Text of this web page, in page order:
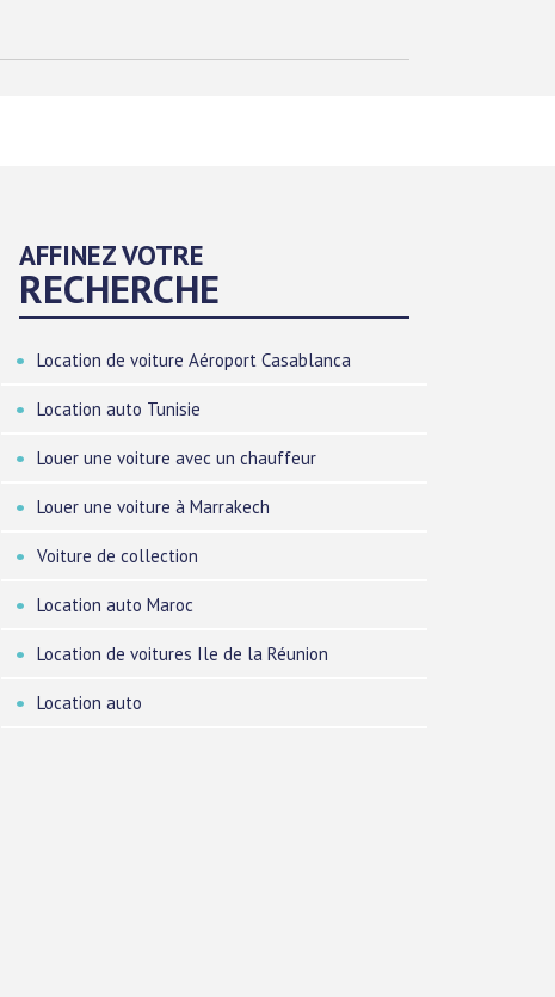
AFFINEZ VOTRE
RECHERCHE
Location de voiture Aéroport Casablanca
Location auto Tunisie
Louer une voiture avec un chauffeur
Louer une voiture à Marrakech
Voiture de collection
Location auto Maroc
Location de voitures Ile de la Réunion
Location auto